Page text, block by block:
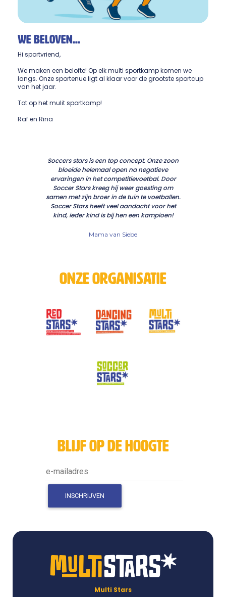
We beloven...
Hi sportvriend,
We maken een belofte! Op elk multi sportkamp komen we
langs. Onze sportenue ligt al klaar voor de grootste sportcup
van het jaar.
Tot op het mulit sportkamp!
Raf en Rina
Soccers stars is een top concept. Onze zoon
bloeide helemaal open na negatieve
ervaringen in het competitievoetbal. Door
Soccer Stars kreeg hij weer goesting om
samen met zijn broer in de tuin te voetballen.
Soccer Stars heeft veel aandacht voor het
kind, ieder kind is bij hen een kampioen!
Mama van Siebe
Onze organisatie
blijf op de hoogte
Multi Stars